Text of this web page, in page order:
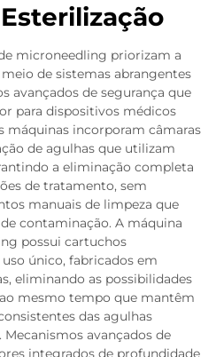
microneedling priorizam a
de sistemas abrangentes
avançados de segurança que
para dispositivos médicos
máquinas incorporam câmaras
de agulhas que utilizam
a eliminação completa
de tratamento, sem
manuais de limpeza que
contaminação. A máquina
possui cartuchos
único, fabricados em
eliminando as possibilidades
mesmo tempo que mantêm
das agulhas
avançados de
integrados de profundidade